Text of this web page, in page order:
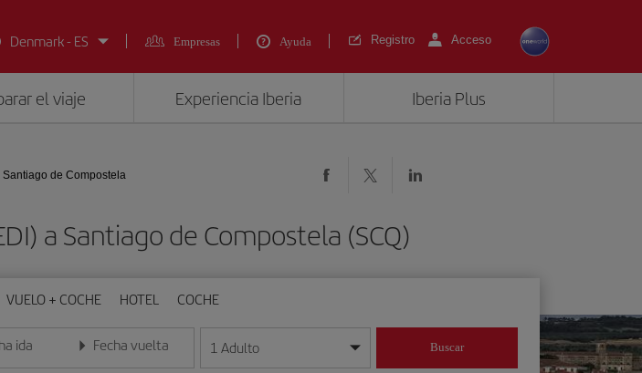
Denmark - ES
Empresas Ayuda Registro Acceso
el viaje Experiencia Iberia Iberia Plus
Santiago de Compostela
a Santiago de Compostela (SCQ)
VUELO + COCHE HOTEL COCHE
ida
la fecha en formato día/mes/año
Fecha vuelta
Introduce la fecha en formato día/mes/año
1 Adulto Buscar